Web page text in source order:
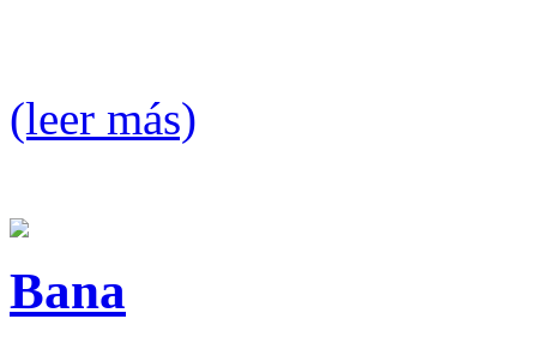
(leer más)
Bana